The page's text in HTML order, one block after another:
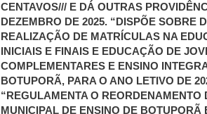
CENTAVOS/// E DÁ OUTRAS
DEZEMBRO DE 2025. “DISPÕE SOBRE
REALIZAÇÃO DE MATRÍCULAS NA
INICIAIS E FINAIS E EDUCAÇÃO DE
COMPLEMENTARES E ENSINO
BOTUPORÃ, PARA O ANO LETIVO DE
“REGULAMENTA O
MUNICIPAL DE ENSINO DE